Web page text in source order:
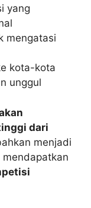
yang
mengatasi
kota-kota
unggul
dari
menjadi
mendapatkan